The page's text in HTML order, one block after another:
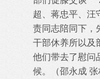
超、蒋忠平、汪
责同志陪同下，
干部休养所以及
他们带去了慰问
候。（邵永成 张